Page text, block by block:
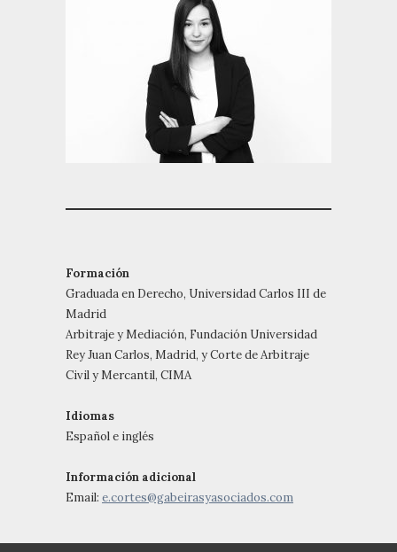
Formación
Graduada en Derecho, Universidad Carlos III de
Madrid
Arbitraje y Mediación, Fundación Universidad
Rey Juan Carlos, Madrid, y Corte de Arbitraje
Civil y Mercantil, CIMA
Idiomas
Español e inglés
Información adicional
Email: e.cortes@gabeirasyasociados.com